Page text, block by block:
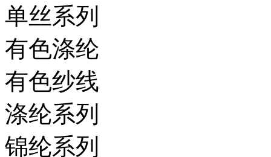
单丝系列
有色涤纶
有色纱线
涤纶系列
锦纶系列